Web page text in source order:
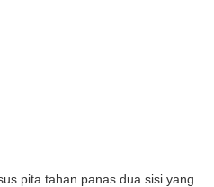
pita tahan panas dua sisi yang